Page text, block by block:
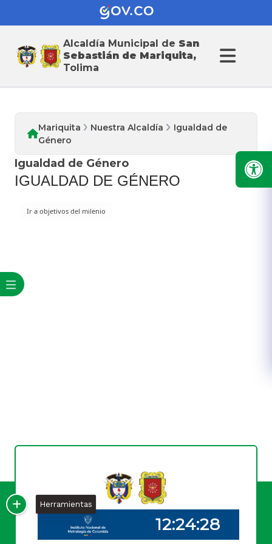
Alcaldía Municipal de San
Sebastián de Mariquita,
Tolima
Nuestra Alcaldia
Mariquita Nuestra Alcaldía
Igualdad de
Género
Igualdad de Género
IGUALDAD DE GÉNERO
Herramientas